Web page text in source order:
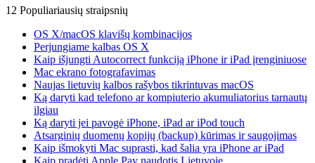
12 Populiariausių straipsnių
OS X/macOS klavišų kombinacijos
Perjungiame kalbas OS X
Kaip išjungti Autocorrect funkciją iPhone ir iPad įrenginiuose
Mac ekrano fotografavimas
Naujas lietuvių kalbos rašybos tikrintuvas macOS
Ką daryti kad telefono ar kompiuterio akumuliatorius tarnautų
ilgiau
Ką daryti jei pavogė iPhone, iPad ar iPod touch
Atsarginių duomenų kopijų (backup) kūrimas ir saugojimas
Kaip išmokyti Mac suprasti, kad šalia yra iPhone ar iPad